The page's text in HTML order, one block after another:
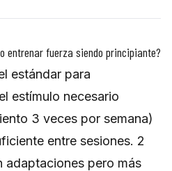
entrenar fuerza siendo principiante?
estándar para
estímulo necesario
3 veces por semana)
entre sesiones. 2
adaptaciones pero más